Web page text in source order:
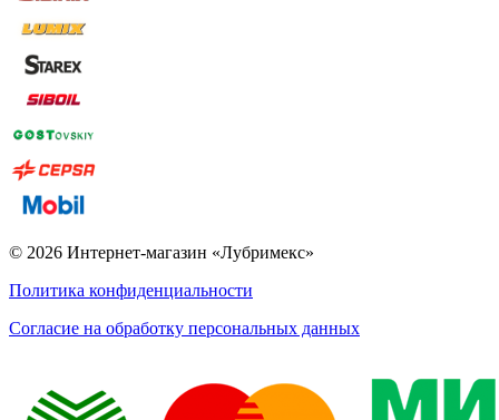
© 2026 Интернет-магазин «Лубримекс»
Политика конфиденциальности
Согласие на обработку персональных данных